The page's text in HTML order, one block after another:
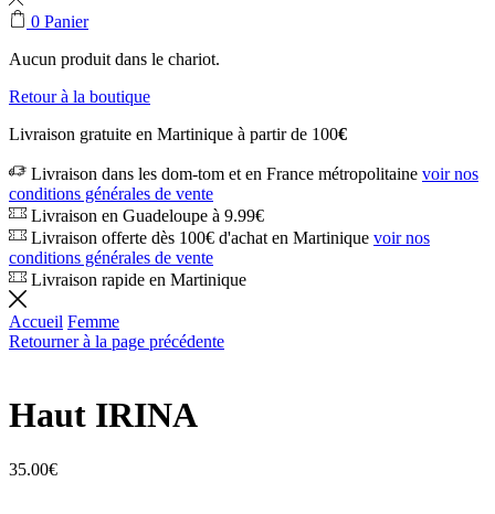
0 Panier
Aucun produit dans le chariot.
Retour à la boutique
Livraison gratuite en Martinique à partir de 100€
Livraison dans les dom-tom et en France métropolitaine voir nos
conditions générales de vente
Livraison en Guadeloupe à 9.99€
Livraison offerte dès 100€ d'achat en Martinique voir nos
conditions générales de vente
Livraison rapide en Martinique
Accueil Femme
Retourner à la page précédente
Haut IRINA
35.00€